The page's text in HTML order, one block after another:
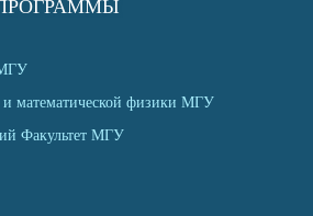
и математической физики МГУ
Факультет МГУ